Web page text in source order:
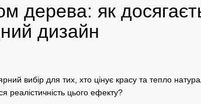
дерева: як
дизайн
вибір для тих, хто цінує красу та тепло
реалістичність цього ефекту?